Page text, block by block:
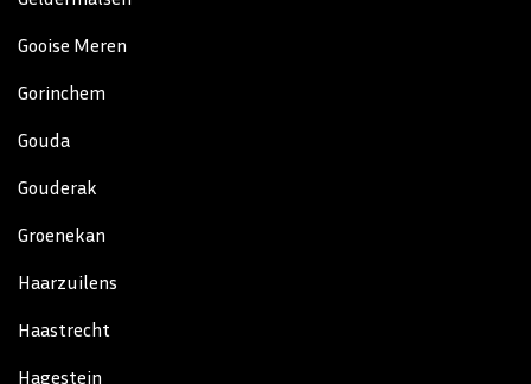
Gooise Meren
Gorinchem
Gouda
Gouderak
Groenekan
Haarzuilens
Haastrecht
Hagestein